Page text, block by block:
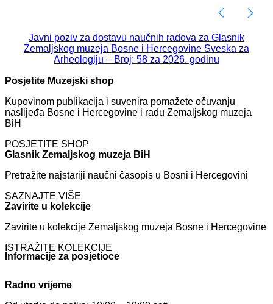
Javni poziv za dostavu naučnih radova za Glasnik
Zemaljskog muzeja Bosne i Hercegovine Sveska za
Arheologiju – Broj: 58 za 2026. godinu
Posjetite Muzejski shop
Kupovinom publikacija i suvenira pomažete očuvanju
naslijeđa Bosne i Hercegovine i radu Zemaljskog muzeja
BiH
POSJETITE SHOP
Glasnik Zemaljskog muzeja BiH
Pretražite najstariji naučni časopis u Bosni i Hercegovini
SAZNAJTE VIŠE
Zavirite u kolekcije
Zavirite u kolekcije Zemaljskog muzeja Bosne i Hercegovine
ISTRAŽITE KOLEKCIJE
Informacije za posjetioce
Radno vrijeme